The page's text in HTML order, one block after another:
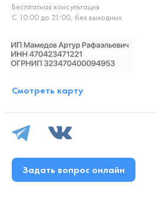
Бесплатная консультация
С 10:00 до 21:00, без выходных
Смотреть карту
Задать вопрос онлайн